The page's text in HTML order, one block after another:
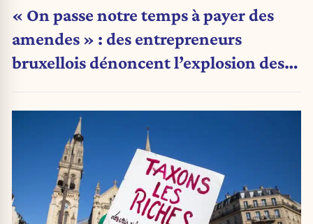
« On passe notre temps à payer des
amendes » : des entrepreneurs
bruxellois dénoncent l’explosion des